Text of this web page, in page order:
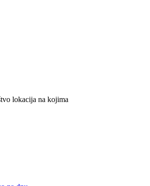
lokacija na kojima